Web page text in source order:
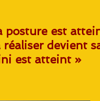
posture est
devient
est atteint »